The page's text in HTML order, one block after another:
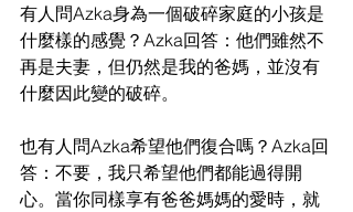
有人問Azka身為一個破碎家庭的小孩是
什麼樣的感覺？Azka回答：他們雖然不
再是夫妻，但仍然是我的爸媽，並沒有
什麼因此變的破碎。
也有人問Azka希望他們復合嗎？Azka回
答：不要，我只希望他們都能過得開
心。當你同樣享有爸爸媽媽的愛時，就